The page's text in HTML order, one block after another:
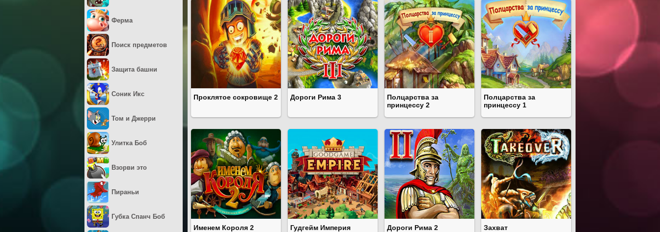
Проклятое сокровище 2 Дороги Рима 3
Полцарства за
принцессу 2
Полцарства за
принцессу 1
Именем Короля 2 Гудгейм Империя Дороги Рима 2 Захват
Ферма
Поиск предметов
Защита башни
Соник Икс
Том и Джерри
Улитка Боб
Взорви это
Пираньи
Губка Спанч Боб